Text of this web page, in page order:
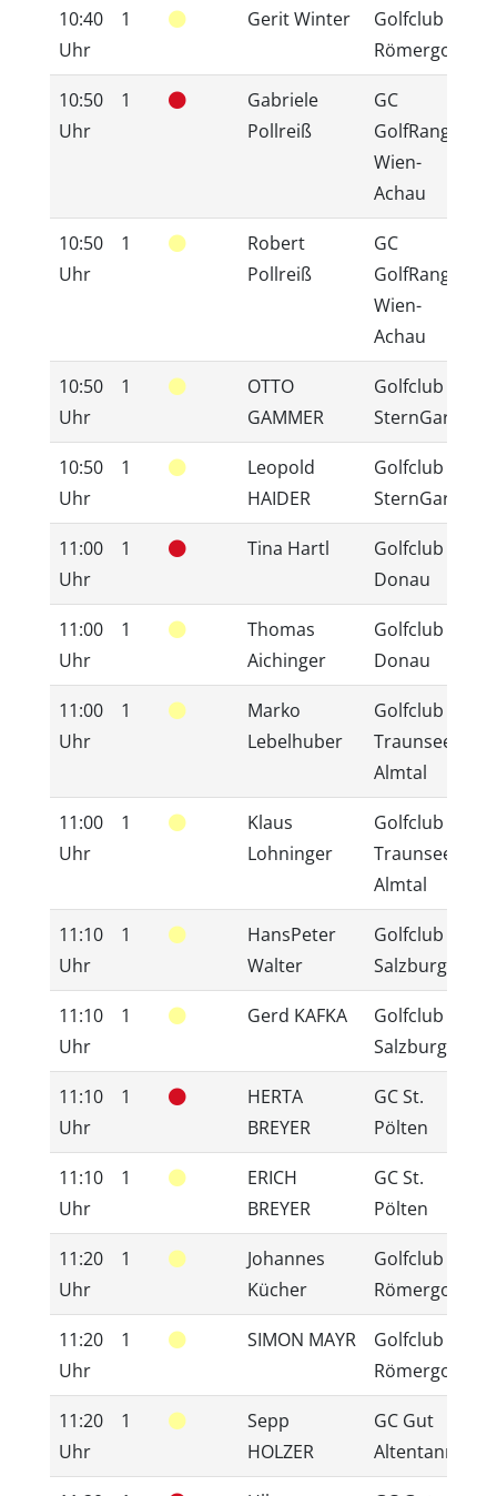
10:40
Uhr
1 Gerit Winter
Golfclub
Römergolf
10:50
Uhr
1
Gabriele
Pollreiß
GC
GolfRange
Wien-
Achau
10:50
Uhr
1
Robert
Pollreiß
GC
GolfRange
Wien-
Achau
10:50
Uhr
1
OTTO
GAMMER
Golfclub
SternGartl
10:50
Uhr
1
Leopold
HAIDER
Golfclub
SternGartl
11:00
Uhr
1 Tina Hartl
Golfclub
Donau
11:00
Uhr
1
Thomas
Aichinger
Golfclub
Donau
11:00
Uhr
1
Marko
Lebelhuber
Golfclub
Traunsee
Almtal
11:00
Uhr
1
Klaus
Lohninger
Golfclub
Traunsee
Almtal
11:10
Uhr
1
HansPeter
Walter
Golfclub
Salzburg
11:10
Uhr
1 Gerd KAFKA
Golfclub
Salzburg
11:10
Uhr
1
HERTA
BREYER
GC St.
Pölten
11:10
Uhr
1
ERICH
BREYER
GC St.
Pölten
11:20
Uhr
1
Johannes
Kücher
Golfclub
Römergolf
11:20
Uhr
1 SIMON MAYR
Golfclub
Römergolf
11:20
Uhr
1
Sepp
HOLZER
GC Gut
Altentann